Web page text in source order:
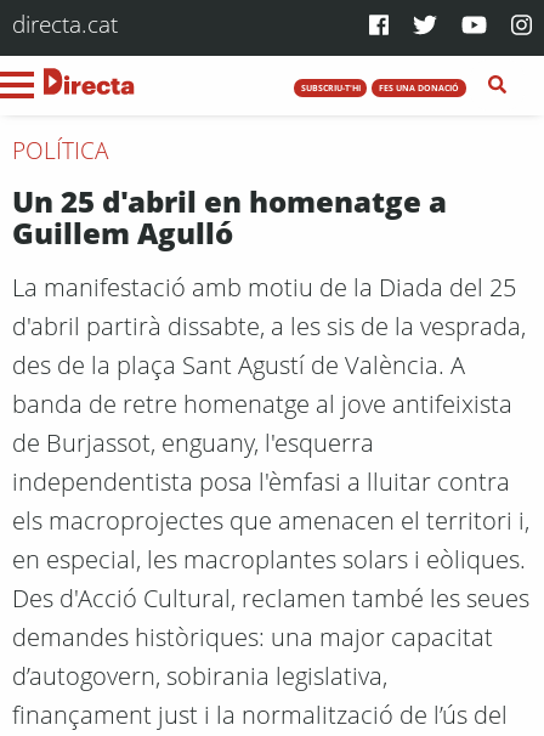
directa.cat
SUBSCRIU-T'HI FES UNA DONACIÓ
POLÍTICA
Un 25 d'abril en homenatge a
Guillem Agulló
La manifestació amb motiu de la Diada del 25
d'abril partirà dissabte, a les sis de la vesprada,
des de la plaça Sant Agustí de València. A
banda de retre homenatge al jove antifeixista
de Burjassot, enguany, l'esquerra
independentista posa l'èmfasi a lluitar contra
els macroprojectes que amenacen el territori i,
en especial, les macroplantes solars i eòliques.
Des d'Acció Cultural, reclamen també les seues
demandes històriques: una major capacitat
d’autogovern, sobirania legislativa,
finançament just i la normalització de l’ús del